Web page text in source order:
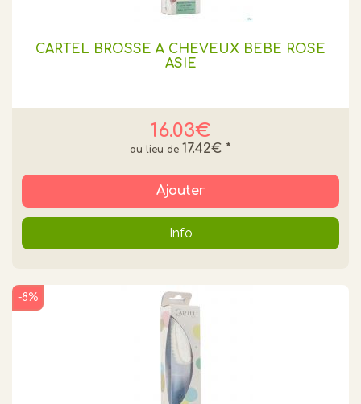
CARTEL BROSSE À CHEVEUX BÉBÉ ROSE
ASIE
16.03€
17.42€ *
Ajouter
Info
-8%